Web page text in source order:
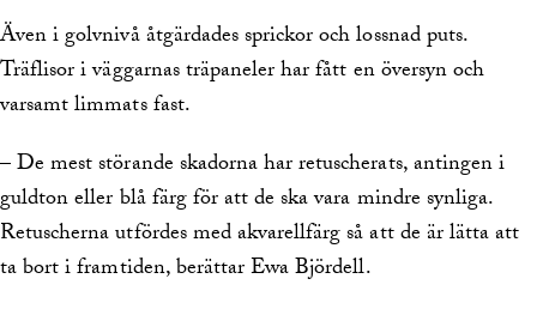
Även i golvnivå åtgärdades sprickor och lossnad puts.
Träflisor i väggarnas träpaneler har fått en översyn och
varsamt limmats fast.
– De mest störande skadorna har retuscherats, antingen i
guldton eller blå färg för att de ska vara mindre synliga.
Retuscherna utfördes med akvarellfärg så att de är lätta att
ta bort i framtiden, berättar Ewa Björdell.